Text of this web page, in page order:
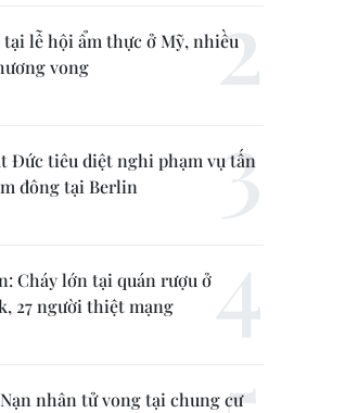
tại lễ hội ẩm thực ở Mỹ, nhiều
vong
Đức tiêu diệt nghi phạm vụ tấn
đông tại Berlin
Cháy lớn tại quán rượu ở
27 người thiệt mạng
Nạn nhân tử vong tại chung cư